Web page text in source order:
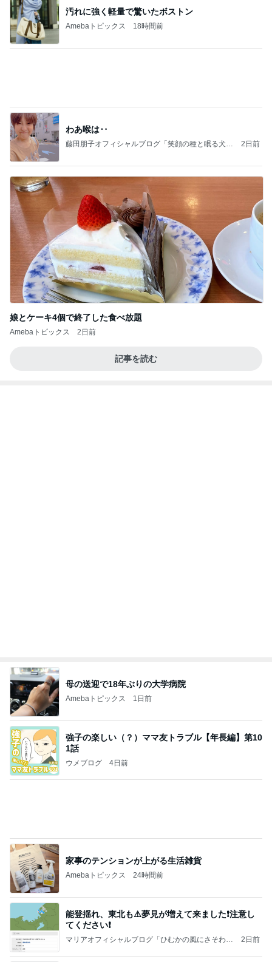
汚れに強く軽量で驚いたボストン
Amebaトピックス 18時間前
わあ喉は‥
藤田朋子オフィシャルブログ「笑顔の種と眠る犬」
2日前
娘とケーキ4個で終了した食べ放題
Amebaトピックス 2日前
記事を読む
母の送迎で18年ぶりの大学病院
Amebaトピックス 1日前
強子の楽しい（？）ママ友トラブル【年長編】第10
1話
ウメブログ 4日前
家事のテンションが上がる生活雑貨
Amebaトピックス 24時間前
能登揺れ、東北も⚠️夢見が増えて来ました❗️注意し
てください❗️
マリアオフィシャルブログ「ひむかの風にさそわれ
2日前